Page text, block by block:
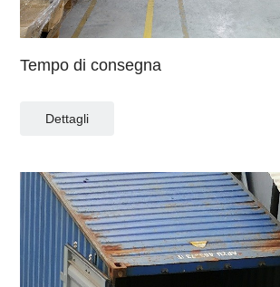
Tempo di consegna
Dettagli